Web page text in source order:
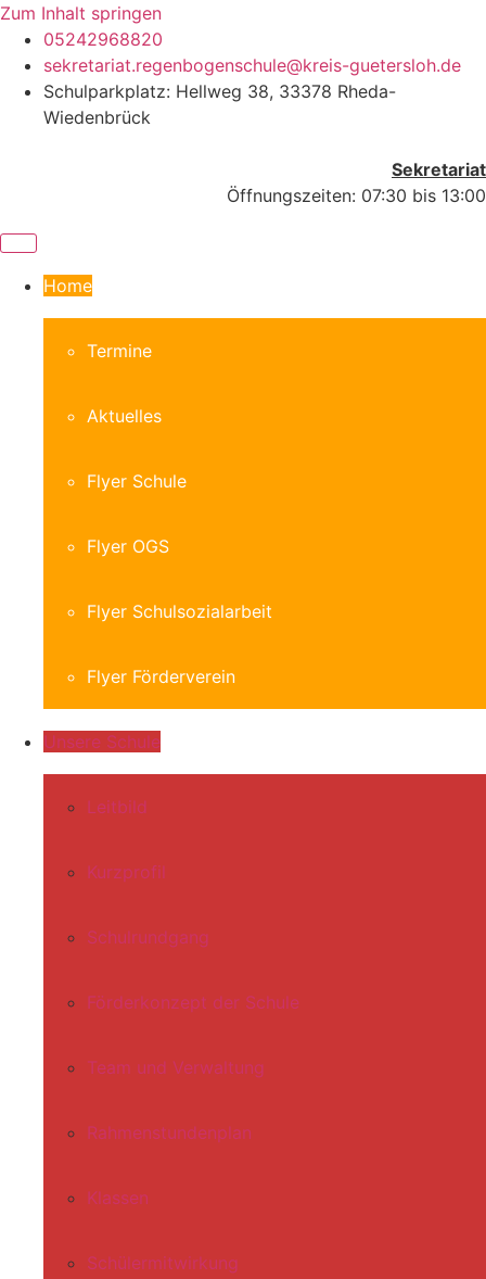
Zum Inhalt springen
05242968820
sekretariat.regenbogenschule@kreis-guetersloh.de
Schulparkplatz: Hellweg 38, 33378 Rheda-
Wiedenbrück
Sekretariat
Öffnungszeiten: 07:30 bis 13:00
Home
Termine
Aktuelles
Flyer Schule
Flyer OGS
Flyer Schulsozialarbeit
Flyer Förderverein
Unsere Schule
Leitbild
Kurzprofil
Schulrundgang
Förderkonzept der Schule
Team und Verwaltung
Rahmenstundenplan
Klassen
Schülermitwirkung